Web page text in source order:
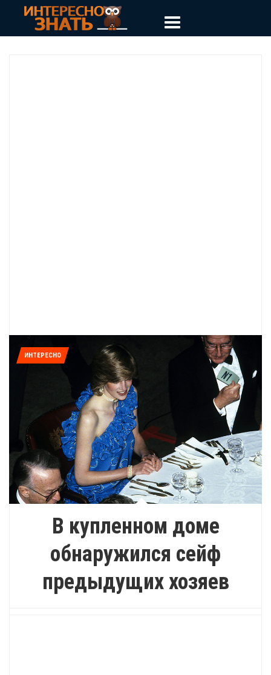
ИНТЕРЕСНО
В купленном доме
обнаружился сейф
предыдущих хозяев